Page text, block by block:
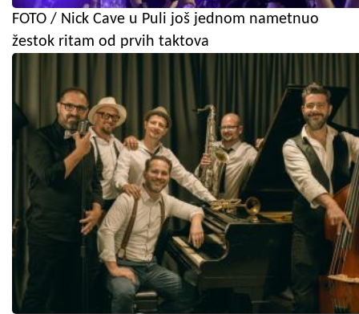
FOTO / Nick Cave u Puli još jednom nametnuo
žestok ritam od prvih taktova